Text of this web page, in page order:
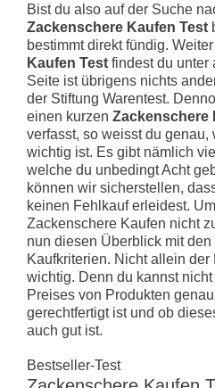
Bist du also auf der Suche
Zackenschere Kaufen Test
bestimmt direkt fündig.
Kaufen Test findest du unter
Seite ist übrigens nichts
der Stiftung Warentest.
einen kurzen Zackenschere
verfasst, so weisst du genau,
wichtig ist. Es gibt nämlich
welche du unbedingt Acht
können wir sicherstellen,
keinen Fehlkauf erleidest.
Zackenschere Kaufen nicht
nun diesen Überblick mit
Kaufkriterien. Nicht allein der
wichtig. Denn du kannst
Preises von Produkten
gerechtfertigt ist und ob
auch gut ist.
Bestseller-Test